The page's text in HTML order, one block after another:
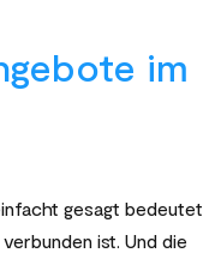
im
gesagt bedeutet
ist. Und die